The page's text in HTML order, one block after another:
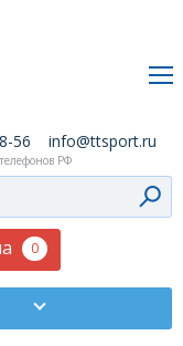
0
56 info@ttsport.ru
РФ